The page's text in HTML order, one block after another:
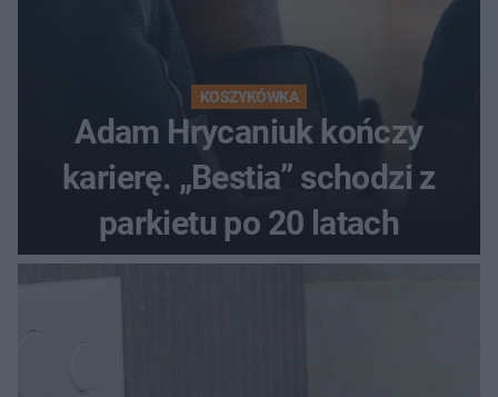
KOSZYKÓWKA
Adam Hrycaniuk kończy
karierę. „Bestia” schodzi z
parkietu po 20 latach